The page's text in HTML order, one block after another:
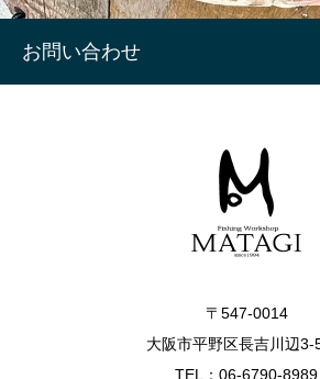
お問い合わせ
〒547-0014
大阪市平野区長吉川辺3-
TEL：06-6790-8989